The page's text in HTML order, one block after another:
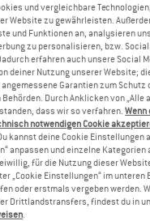
+5
4,9(112)
Steel Captive Bar -
und vergleichbare
Website zu gewährleisten.
und Funktionen an, analysieren
zu personalisieren, bzw.
erfahren auch unsere Social
deiner Nutzung unserer Website;
Garantien zum Schutz
Durch Anklicken von „Alle
dass wir so verfahren.Wenn
notwendigen Cookie
Du kannst deine Cookie
anpassen und einzelne Kategorien
für die Nutzung dieser
„Cookie Einstellungen“ im unteren
oder erstmals vergeben werden.
Drittlandstransfers, findest du in